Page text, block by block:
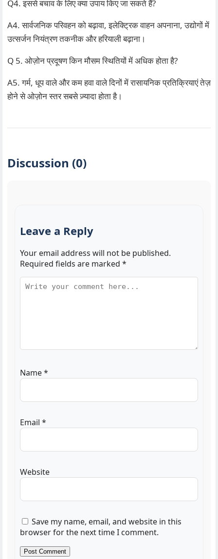
Q4. इससे बचाव के लिए क्या उपाय किए जा सकते हैं?
A4. सार्वजनिक परिवहन को बढ़ावा, इलेक्ट्रिक वाहन अपनाना, उद्योगों में
उत्सर्जन नियंत्रण तकनीक और हरियाली बढ़ाना।
Q 5. ओज़ोन प्रदूषण किन मौसम स्थितियों में अधिक होता है?
A5. गर्म, धूप वाले और कम हवा वाले दिनों में रासायनिक प्रतिक्रियाएं तेज़
होने से ओज़ोन स्तर सबसे ज़्यादा होता है।
Discussion (0)
Leave a Reply
Your email address will not be published.
Required fields are marked *
Name*
Email *
Website
Save my name, email, and website in this
browser for the next time I comment.